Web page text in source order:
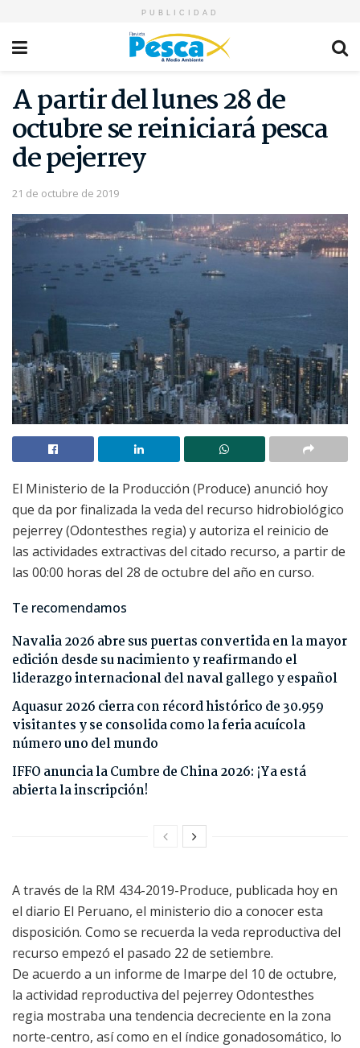
PUBLICIDAD
A partir del lunes 28 de
octubre se reiniciará pesca
de pejerrey
21 de octubre de 2019
El Ministerio de la Producción (Produce) anunció hoy
que da por finalizada la veda del recurso hidrobiológico
pejerrey (Odontesthes regia) y autoriza el reinicio de
las actividades extractivas del citado recurso, a partir de
las 00:00 horas del 28 de octubre del año en curso.
Te recomendamos
Navalia 2026 abre sus puertas convertida en la mayor
edición desde su nacimiento y reafirmando el
liderazgo internacional del naval gallego y español
Aquasur 2026 cierra con récord histórico de 30.959
visitantes y se consolida como la feria acuícola
número uno del mundo
IFFO anuncia la Cumbre de China 2026: ¡Ya está
abierta la inscripción!
A través de la RM 434-2019-Produce, publicada hoy en
el diario El Peruano, el ministerio dio a conocer esta
disposición. Como se recuerda la veda reproductiva del
recurso empezó el pasado 22 de setiembre.
De acuerdo a un informe de Imarpe del 10 de octubre,
la actividad reproductiva del pejerrey Odontesthes
regia mostraba una tendencia decreciente en la zona
norte-centro, así como en el índice gonadosomático, lo